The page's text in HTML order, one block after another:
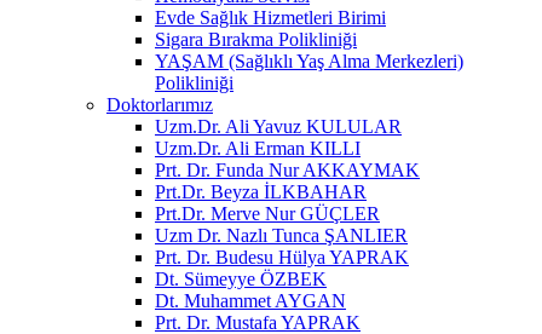
Evde Sağlık Hizmetleri Birimi
Sigara Bırakma Polikliniği
YAŞAM (Sağlıklı Yaş Alma Merkezleri)
Polikliniği
Doktorlarımız
Uzm.Dr. Ali Yavuz KULULAR
Uzm.Dr. Ali Erman KILLI
Prt. Dr. Funda Nur AKKAYMAK
Prt.Dr. Beyza İLKBAHAR
Prt.Dr. Merve Nur GÜÇLER
Uzm Dr. Nazlı Tunca ŞANLIER
Prt. Dr. Budesu Hülya YAPRAK
Dt. Sümeyye ÖZBEK
Dt. Muhammet AYGAN
Prt. Dr. Mustafa YAPRAK